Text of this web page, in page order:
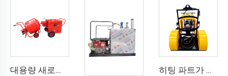
대용량 새로운 소형 자동 아스팔트 믹서 기계 재활용 가열 재활용용 히팅 파트가 있는 330 대형 유량 에멀전 아스팔트 분사기